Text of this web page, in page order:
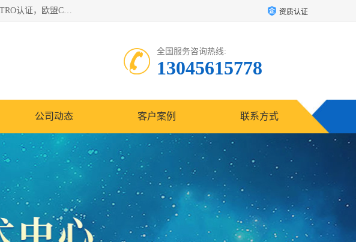
*是一家的测试、评估、检查与认机构，主要从事巴西NR10认证、NR12认证、NR13认证；ANATEL认证、INMTRO认证，欧盟CE认证：MD认证，PED认证，MID认证，ATEX认证，德国蓝色天使认证。 资质认证
全国服务咨询热线:
13045615778
公司动态 客户案例 联系方式